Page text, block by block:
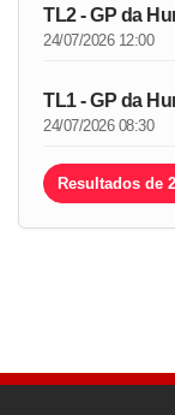
TL2 - GP da
24/07/2026 12:00
TL1 - GP da
24/07/2026 08:30
Resultados de